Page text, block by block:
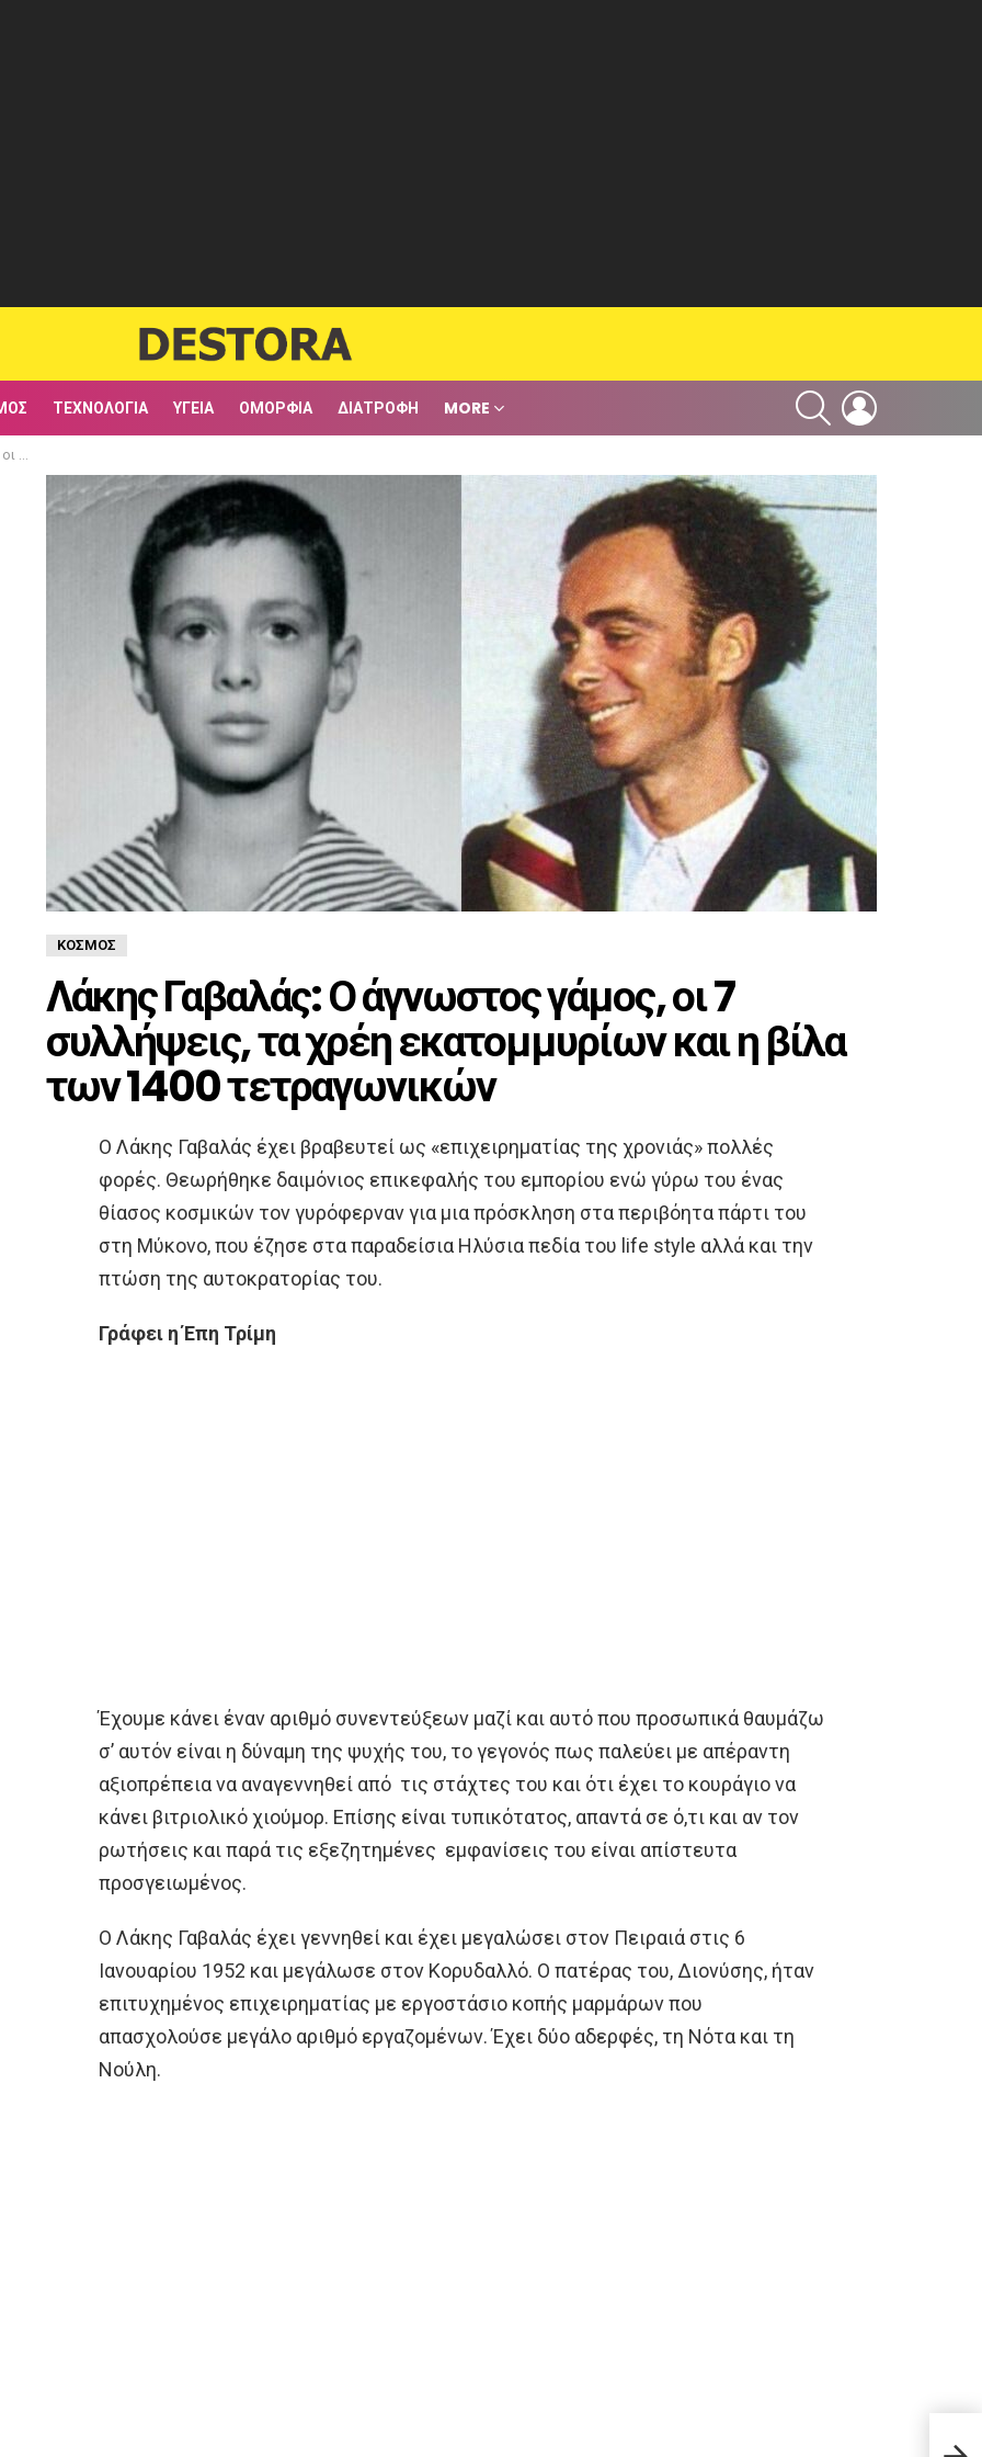
ΤΕΧΝΟΛΟΓΊΑ ΥΓΕΊΑ ΟΜΟΡΦΙΆ ΔΙΑΤΡΟΦΉ MORE
SEARCH
ΚΌΣΜΟΣ
Λάκης Γαβαλάς: Ο άγνωστος γάμος, οι 7
συλλήψεις, τα χρέη εκατομμυρίων και η βίλα
των 1400 τετραγωνικών
Ο Λάκης Γαβαλάς έχει βραβευτεί ως «επιχειρηματίας της χρονιάς» πολλές
φορές. Θεωρήθηκε δαιμόνιος επικεφαλής του εμπορίου ενώ γύρω του ένας
θίασος κοσμικών τον γυρόφερναν για μια πρόσκληση στα περιβόητα πάρτι του
στη Μύκονο, που έζησε στα παραδείσια Ηλύσια πεδία του life style αλλά και την
πτώση της αυτοκρατορίας του.
Γράφει η Έπη Τρίμη
Έχουμε κάνει έναν αριθμό συνεντεύξεων μαζί και αυτό που προσωπικά θαυμάζω
σ’ αυτόν είναι η δύναμη της ψυχής του, το γεγονός πως παλεύει με απέραντη
αξιοπρέπεια να αναγεννηθεί από τις στάχτες του και ότι έχει το κουράγιο να
κάνει βιτριολικό χιούμορ. Επίσης είναι τυπικότατος, απαντά σε ό,τι και αν τον
ρωτήσεις και παρά τις εξεζητημένες εμφανίσεις του είναι απίστευτα
προσγειωμένος.
Ο Λάκης Γαβαλάς έχει γεννηθεί και έχει μεγαλώσει στον Πειραιά στις 6
Ιανουαρίου 1952 και μεγάλωσε στον Κορυδαλλό. Ο πατέρας του, Διονύσης, ήταν
επιτυχημένος επιχειρηματίας με εργοστάσιο κοπής μαρμάρων που
απασχολούσε μεγάλο αριθμό εργαζομένων. Έχει δύο αδερφές, τη Νότα και τη
Νούλη.